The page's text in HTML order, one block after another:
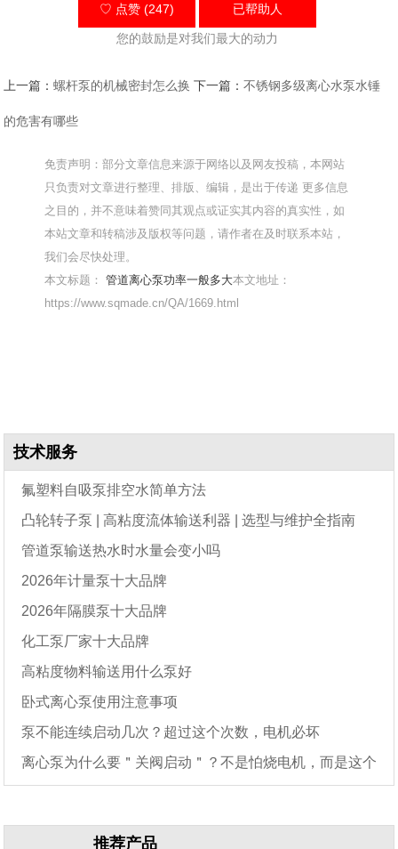
♡ 点赞 (247) 已帮助 人
您的鼓励是对我们最大的动力
上一篇：螺杆泵的机械密封怎么换 下一篇：不锈钢多级离心水泵水锤
的危害有哪些
免责声明：部分文章信息来源于网络以及网友投稿，本网站
只负责对文章进行整理、排版、编辑，是出于传递 更多信息
之目的，并不意味着赞同其观点或证实其内容的真实性，如
本站文章和转稿涉及版权等问题，请作者在及时联系本站，
我们会尽快处理。
本文标题：管道离心泵功率一般多大本文地址：
https://www.sqmade.cn/QA/1669.html
技术服务
氟塑料自吸泵排空水简单方法
凸轮转子泵 | 高粘度流体输送利器 | 选型与维护全指南
管道泵输送热水时水量会变小吗
2026年计量泵十大品牌
2026年隔膜泵十大品牌
化工泵厂家十大品牌
高粘度物料输送用什么泵好
卧式离心泵使用注意事项
泵不能连续启动几次？超过这个次数，电机必坏
离心泵为什么要＂关阀启动＂？不是怕烧电机，而是这个
推荐产品